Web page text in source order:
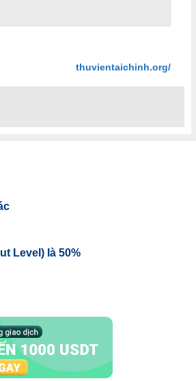
thuvientaichinh.org/
Level) là 50%